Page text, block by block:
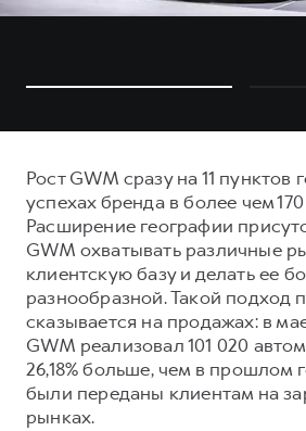
Рост GWM сразу на 11 пунктов
успехах бренда в более чем
Расширение географии
GWM охватывать различные
клиентскую базу и делать ее
разнообразной. Такой подход
сказывается на продажах: в
GWM реализовал 101 020
26,18% больше, чем в прошлом
были переданы клиентам на
рынках.